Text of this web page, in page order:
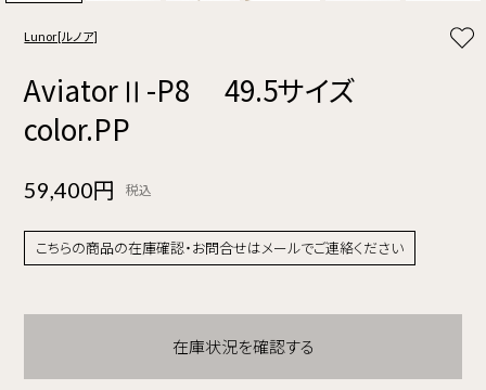
Lunor[ルノア]
AviatorⅡ-P8 49.5サイズ
color.PP
59,400円 税込
こちらの商品の在庫確認・お問合せはメールでご連絡ください
在庫状況を確認する